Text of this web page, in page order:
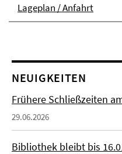
Lageplan / Anfahrt
NEUIGKEITEN
Frühere Schließzeiten
29.06.2026
Bibliothek bleibt bis